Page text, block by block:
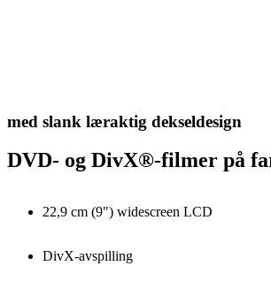
med slank læraktig dekseldesign
DVD- og DivX®-filmer på
22,9 cm (9") widescreen LCD
DivX-avspilling